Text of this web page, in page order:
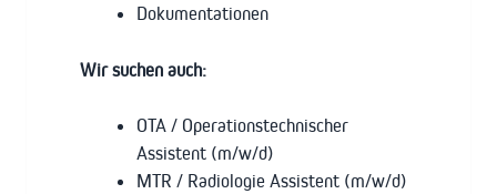
Dokumentationen
Wir suchen auch:
OTA / Operationstechnischer
Assistent (m/w/d)
MTR / Radiologie Assistent (m/w/d)